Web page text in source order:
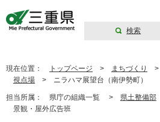
検索
現在位置： トップページ > まちづくり >
視点場 > ニラハマ展望台（南伊勢町）
担当所属： 県庁の組織一覧 > 県土整備部
景観・屋外広告班